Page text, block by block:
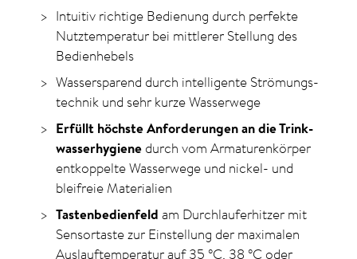
Intuitiv richtige Bedienung durch perfekte
Nutz­­temperatur bei mittlerer Stellung des
Bedienhebels
Wassersparend durch intelligente Strömungs­
technik und sehr kurze Wasserwege
Erfüllt höchste Anforderungen an die Trink­
wasser­­hygiene durch vom Armaturenkörper
entkoppelte Wasserwege und nickel- und
bleifreie Materialien
Tastenbedienfeld am Durchlauferhitzer mit
Sensortaste zur Einstellung der maximalen
Auslauftemperatur auf 35 °C, 38 °C oder